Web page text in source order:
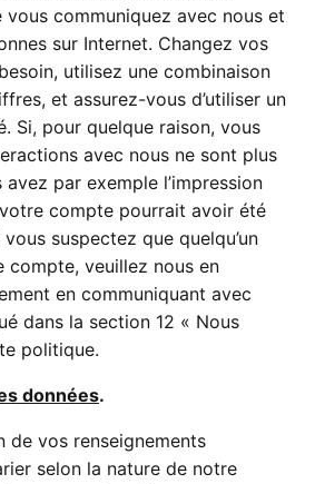
vous communiquez avec nous et
sur Internet. Changez vos
utilisez une combinaison
et assurez-vous d’utiliser un
Si, pour quelque raison, vous
avec nous ne sont plus
par exemple l’impression
compte pourrait avoir été
suspectez que quelqu’un
compte, veuillez nous en
en communiquant avec
dans la section 12 « Nous
politique.
données.
de vos renseignements
selon la nature de notre